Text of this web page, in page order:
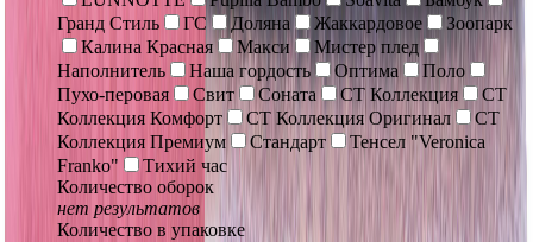
Гранд Стиль
ГС Доляна Жаккардовое
Зоопарк
Калина Красная
Макси
Мистер плед
Наполнитель
Наша гордость Оптима
Поло
Пухо-перовая
Свит Соната СТ Коллекция
СТ
Коллекция Комфорт
СТ Коллекция Оригинал
СТ
Коллекция Премиум
Стандарт
Тенсел "Veronica
Franko"
Тихий час
Количество оборок
нет результатов
Количество в упаковке